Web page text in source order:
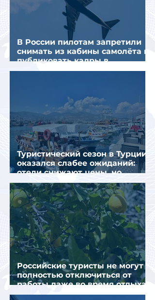
В России пилотам запретили
снимать из кабины самолёта и
публиковать кадры в
интернете
Туристический сезон в Турции
оказался слабее ожиданий:
отели снижают цены, но
загрузка остается низкой
Российские туристы не могут
полностью отключиться от
работы даже во время отдыха
в Турции